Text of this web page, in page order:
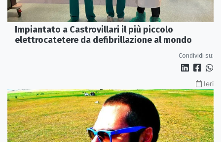
Impiantato a Castrovillari il più piccolo
elettrocatetere da defibrillazione al mondo
Condividi su:
Ieri